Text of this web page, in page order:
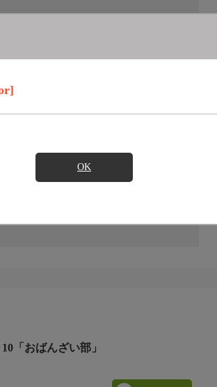
OK
ります。
の下級生と部活動に励みます。ご覧い
「おばんざい部」